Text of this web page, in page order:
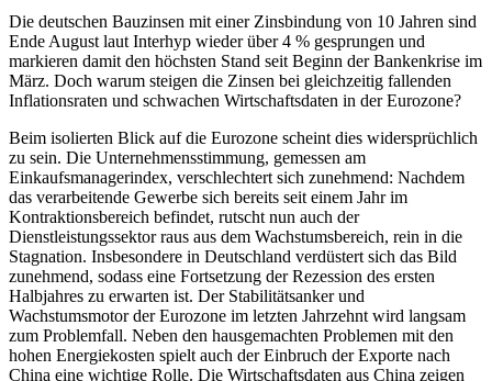
Die deutschen Bauzinsen mit einer Zinsbindung von 10 Jahren sind
Ende August laut Interhyp wieder über 4 % gesprungen und
markieren damit den höchsten Stand seit Beginn der Bankenkrise im
März. Doch warum steigen die Zinsen bei gleichzeitig fallenden
Inflationsraten und schwachen Wirtschaftsdaten in der Eurozone?
Beim isolierten Blick auf die Eurozone scheint dies widersprüchlich
zu sein. Die Unternehmensstimmung, gemessen am
Einkaufsmanagerindex, verschlechtert sich zunehmend: Nachdem
das verarbeitende Gewerbe sich bereits seit einem Jahr im
Kontraktionsbereich befindet, rutscht nun auch der
Dienstleistungssektor raus aus dem Wachstumsbereich, rein in die
Stagnation. Insbesondere in Deutschland verdüstert sich das Bild
zunehmend, sodass eine Fortsetzung der Rezession des ersten
Halbjahres zu erwarten ist. Der Stabilitätsanker und
Wachstumsmotor der Eurozone im letzten Jahrzehnt wird langsam
zum Problemfall. Neben den hausgemachten Problemen mit den
hohen Energiekosten spielt auch der Einbruch der Exporte nach
China eine wichtige Rolle. Die Wirtschaftsdaten aus China zeigen